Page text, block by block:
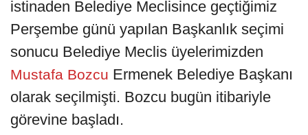
istinaden Belediye Meclisince geçtiğimiz
Perşembe günü yapılan Başkanlık seçimi
sonucu Belediye Meclis üyelerimizden
Mustafa Bozcu Ermenek Belediye Başkanı
olarak seçilmişti. Bozcu bugün itibariyle
görevine başladı.